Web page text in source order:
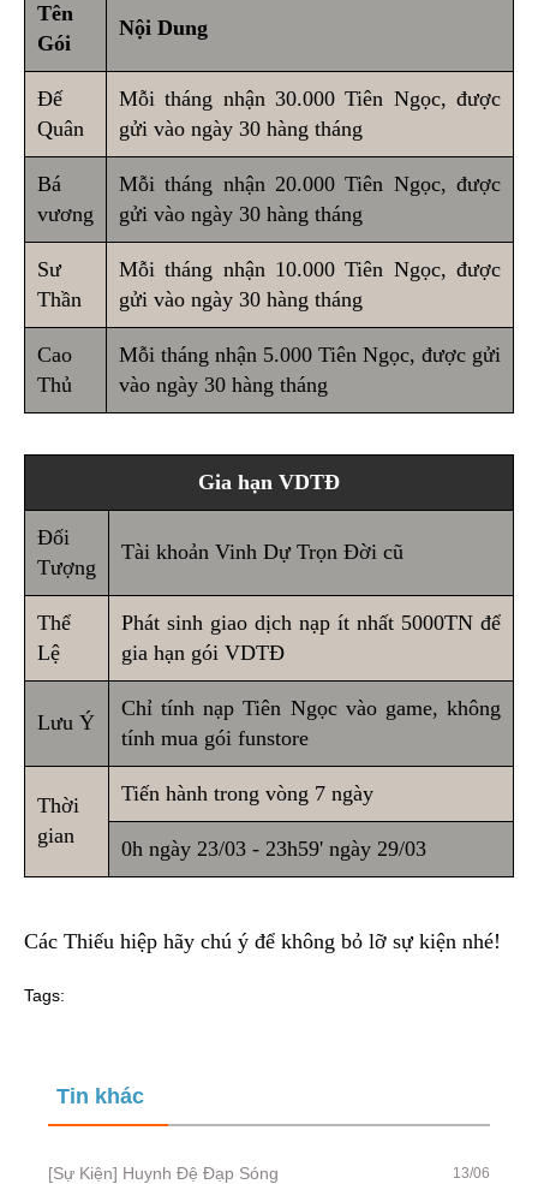
Tên
Gói
Nội Dung
Đế
Quân
Mỗi tháng nhận 30.000 Tiên Ngọc, được
gửi vào ngày 30 hàng tháng
Bá
vương
Mỗi tháng nhận 20.000 Tiên Ngọc, được
gửi vào ngày 30 hàng tháng
Sư
Thần
Mỗi tháng nhận 10.000 Tiên Ngọc, được
gửi vào ngày 30 hàng tháng
Cao
Thủ
Mỗi tháng nhận 5.000 Tiên Ngọc, được gửi
vào ngày 30 hàng tháng
Gia hạn VDTĐ
Đối
Tượng
Tài khoản Vinh Dự Trọn Đời cũ
Thể
Lệ
Phát sinh giao dịch nạp ít nhất 5000TN để
gia hạn gói VDTĐ
Lưu Ý
Chỉ tính nạp Tiên Ngọc vào game, không
tính mua gói funstore
Thời
gian
Tiến hành trong vòng 7 ngày
0h ngày 23/03 - 23h59' ngày 29/03
Các Thiếu hiệp hãy chú ý để không bỏ lỡ sự kiện nhé!
Tags:
Tin khác
[Sự Kiện] Huynh Đệ Đạp Sóng 13/06